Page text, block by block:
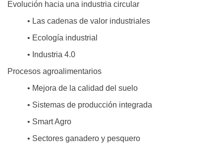
Evolución hacia una industria circular
• Las cadenas de valor industriales
• Ecología industrial
• Industria 4.0
Procesos agroalimentarios
• Mejora de la calidad del suelo
• Sistemas de producción integrada
• Smart Agro
• Sectores ganadero y pesquero